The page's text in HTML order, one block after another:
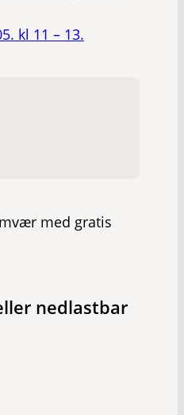
kl 11 – 13.
med gratis
nedlastbar